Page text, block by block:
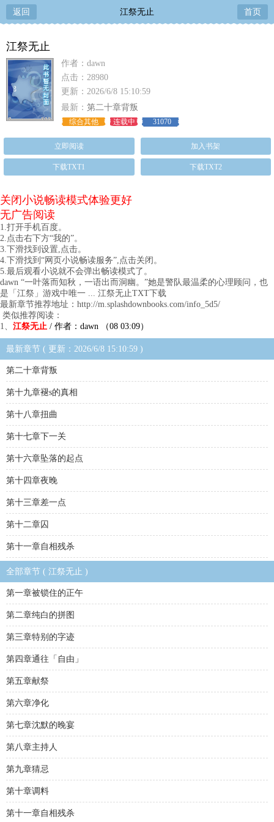
返回 江祭无止 首页
江祭无止
作者：dawn
点击：28980
更新：2026/6/8 15:10:59
最新： 第二十章背叛
综合其他 连载中 31070
立即阅读 加入书架
下载TXT1 下载TXT2
关闭小说畅读模式体验更好
无广告阅读
1.打开手机百度。
2.点击右下方“我的”。
3.下滑找到设置,点击。
4.下滑找到“网页小说畅读服务”,点击关闭。
5.最后观看小说就不会弹出畅读模式了。
dawn “一叶落而知秋，一语出而洞幽。”她是警队最温柔的心理顾问，也
是「江祭」游戏中唯一 ... 江祭无止TXT下载
最新章节推荐地址：http://m.splashdownbooks.com/info_5d5/
类似推荐阅读：
1、 江祭无止 / 作者：dawn （08 03:09）
最新章节 ( 更新：2026/6/8 15:10:59 )
第二十章背叛
第十九章褪s的真相
第十八章扭曲
第十七章下一关
第十六章坠落的起点
第十四章夜晚
第十三章差一点
第十二章囚
第十一章自相残杀
全部章节 ( 江祭无止 )
第一章被锁住的正午
第二章纯白的拼图
第三章特别的字迹
第四章通往「自由」
第五章献祭
第六章净化
第七章沈默的晚宴
第八章主持人
第九章猜忌
第十章调料
第十一章自相残杀